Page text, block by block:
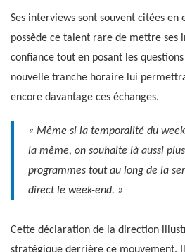
Ses interviews sont souvent citées en
possède ce talent rare de mettre ses
confiance tout en posant les
nouvelle tranche horaire lui
encore davantage ces échanges.
« Même si la temporalité du
la même, on souhaite là aussi
programmes tout au long de la
direct le week-end. »
Cette déclaration de la direction
stratégique derrière ce mouvement.